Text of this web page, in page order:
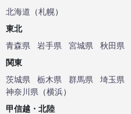
北海道 （札幌）
東北
青森県
岩手県 宮城県 秋田県
関東
茨城県
栃木県 群馬県 埼玉県
神奈川県 （横浜）
甲信越・北陸